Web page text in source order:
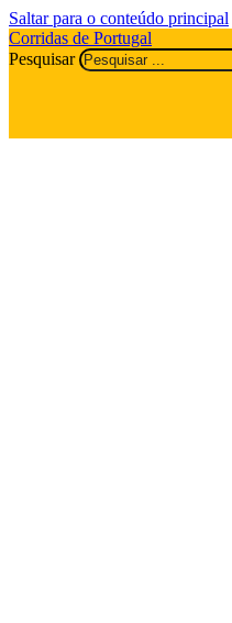
Saltar para o conteúdo principal
Corridas de Portugal
Pesquisar